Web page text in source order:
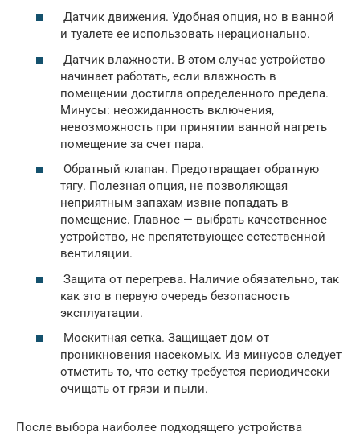
Датчик движения. Удобная опция, но в ванной
и туалете ее использовать нерационально.
Датчик влажности. В этом случае устройство
начинает работать, если влажность в
помещении достигла определенного предела.
Минусы: неожиданность включения,
невозможность при принятии ванной нагреть
помещение за счет пара.
Обратный клапан. Предотвращает обратную
тягу. Полезная опция, не позволяющая
неприятным запахам извне попадать в
помещение. Главное — выбрать качественное
устройство, не препятствующее естественной
вентиляции.
Защита от перегрева. Наличие обязательно, так
как это в первую очередь безопасность
эксплуатации.
Москитная сетка. Защищает дом от
проникновения насекомых. Из минусов следует
отметить то, что сетку требуется периодически
очищать от грязи и пыли.
После выбора наиболее подходящего устройства